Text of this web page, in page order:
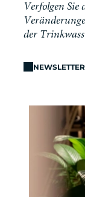
Verfolgen Sie
Veränderunge
der Trinkwass